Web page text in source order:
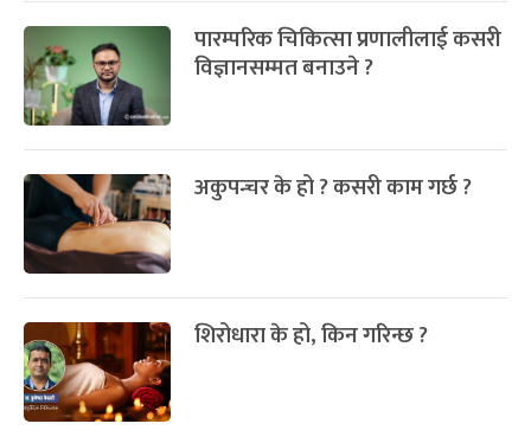
पारम्परिक चिकित्सा प्रणालीलाई कसरी
विज्ञानसम्मत बनाउने ?
अकुपन्चर के हो ? कसरी काम गर्छ ?
शिरोधारा के हो, किन गरिन्छ ?